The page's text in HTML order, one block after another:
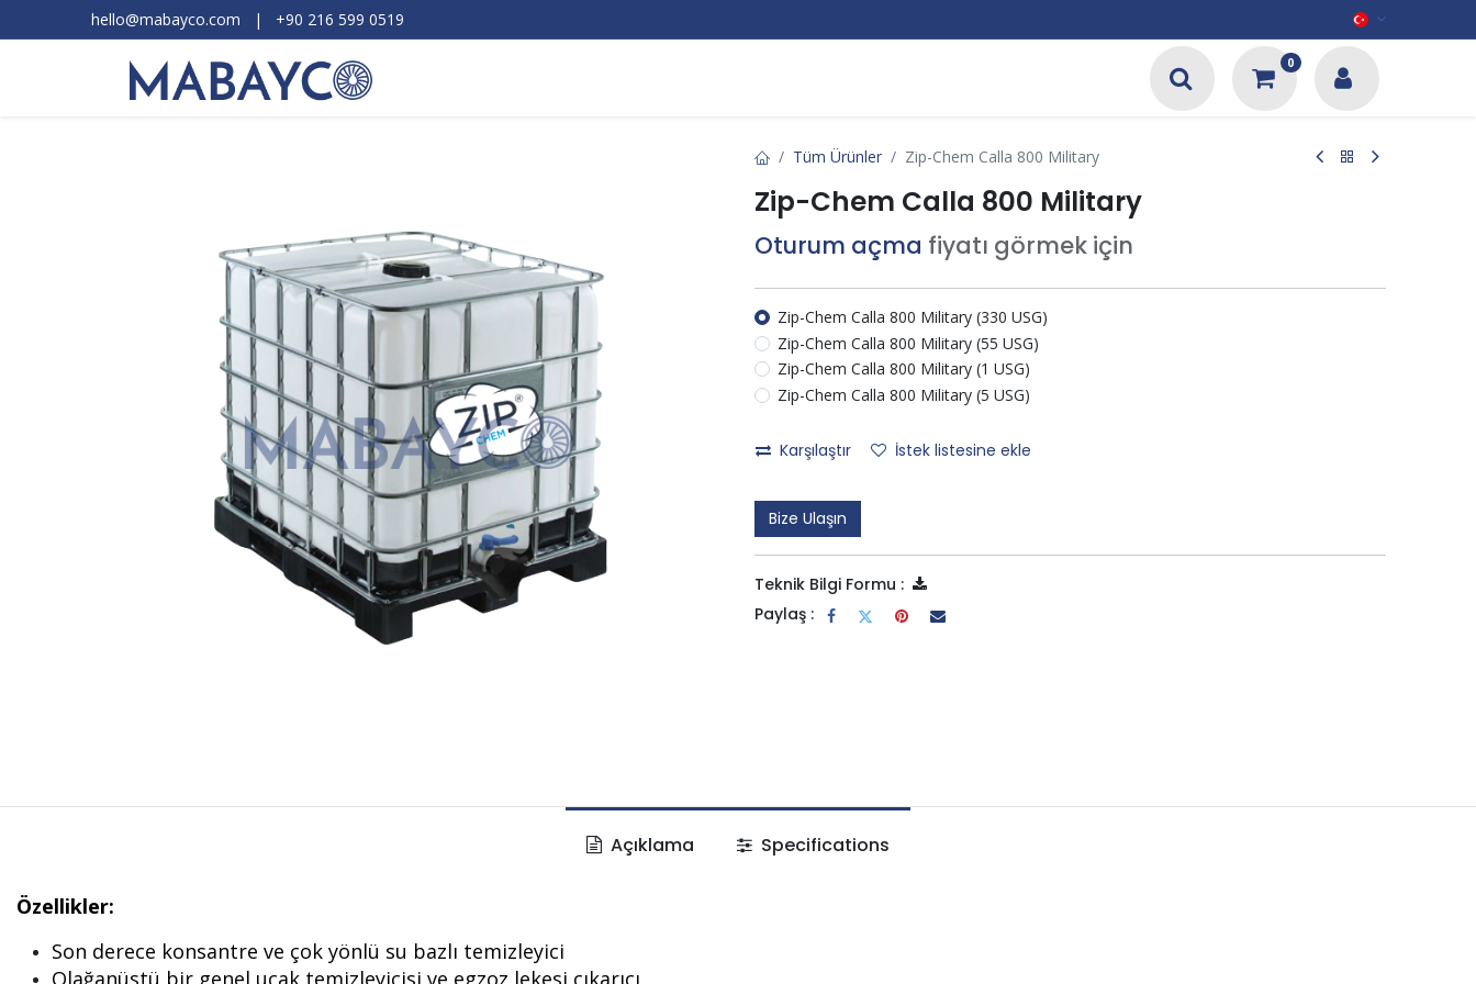
hello@mabayco.com | +90 216 599 0519​
0
Tüm Ürünler Zip-Chem Calla 800 Military
Zip-Chem Calla 800 Military
Oturum açma fiyatı görmek için
Zip-Chem Calla 800 Military (330 USG)
Zip-Chem Calla 800 Military (55 USG)
Zip-Chem Calla 800 Military (1 USG)
Zip-Chem Calla 800 Military (5 USG)
Karşılaştır İstek listesine ekle
Bize Ulaşın
Teknik Bilgi Formu :
Paylaş :
Açıklama Specifications
Özellikler:
Son derece konsantre ve çok yönlü su bazlı temizleyici
Olağanüstü bir genel uçak temizleyicisi ve egzoz lekesi çıkarıcı